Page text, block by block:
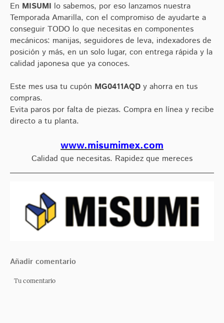
En MISUMI lo sabemos, por eso lanzamos nuestra
Temporada Amarilla, con el compromiso de ayudarte a
conseguir TODO lo que necesitas en componentes
mecánicos: manijas, seguidores de leva, indexadores de
posición y más, en un solo lugar, con entrega rápida y la
calidad japonesa que ya conoces.
Este mes usa tu cupón MG0411AQD y ahorra en tus
compras.
Evita paros por falta de piezas. Compra en línea y recibe
directo a tu planta.
www.misumimex.com
Calidad que necesitas. Rapidez que mereces
Añadir comentario
Tu comentario